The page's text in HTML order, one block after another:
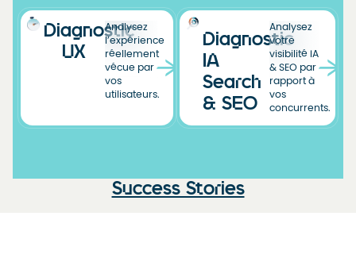
Diagnostic
UX
Analysez
l’expérience
réellement
vécue par
vos
utilisateurs.
Diagnostic
IA
Search
& SEO
Analysez
votre
visibilité IA
& SEO par
rapport à
vos
concurrents.
Success Stories